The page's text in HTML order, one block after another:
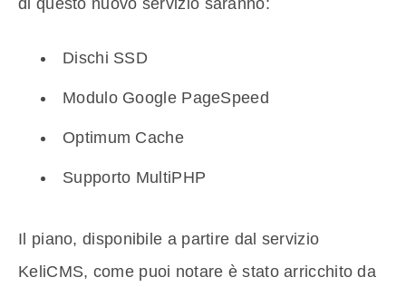
di questo nuovo servizio saranno:
Dischi SSD
Modulo Google PageSpeed
Optimum Cache
Supporto MultiPHP
Il piano, disponibile a partire dal servizio
KeliCMS, come puoi notare è stato arricchito da